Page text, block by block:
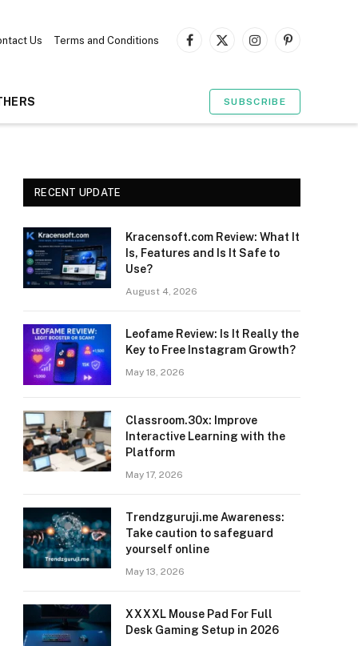
Us Terms and Conditions
Facebook
X
InstagramPinterest
SUBSCRIBE
RECENT UPDATE
Kracensoft.com Review: What It
Is, Features and Is It Safe to
Use?
August 4, 2026
Leofame Review: Is It Really the
Key to Free Instagram Growth?
May 18, 2026
Classroom.30x: Improve
Interactive Learning with the
Platform
May 17, 2026
Trendzguruji.me Awareness:
Take caution to safeguard
yourself online
May 13, 2026
XXXXL Mouse Pad For Full
Desk Gaming Setup in 2026